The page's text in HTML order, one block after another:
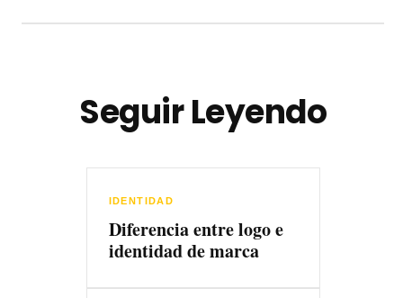
Seguir Leyendo
IDENTIDAD
Diferencia entre logo e
identidad de marca